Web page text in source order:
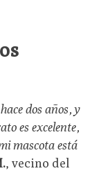
dos años, y
es excelente,
mascota está
, vecino del